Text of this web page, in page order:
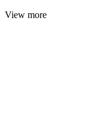
View more